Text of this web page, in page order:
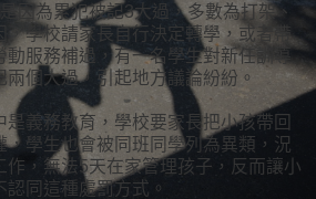
因為累犯被記3大過，多數為打架、
，學校請家長自行決定轉學，或者帶
動服務補過，有一名學生對新任訓導
個大過，引起地方議論紛紛。
義務教育，學校要家長把小孩帶回
，學生也會被同班同學列為異類，況
作，無法5天在家管理孩子，反而讓小
同這種處罰方式。